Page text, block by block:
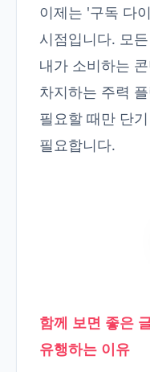
이제는 '구독 다
시점입니다. 모
내가 소비하는
차지하는 주력
필요할 때만 단
필요합니다.
함께 보면 좋은
유행하는 이유